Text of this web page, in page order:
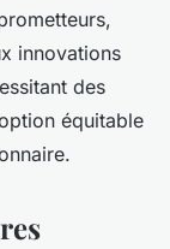
innovations
des
équitable